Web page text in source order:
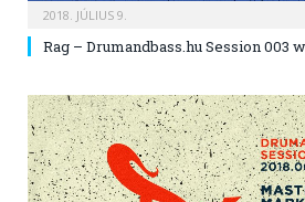
2018. JÚLIUS 9.
Rag – Drumandbass.hu Session 003